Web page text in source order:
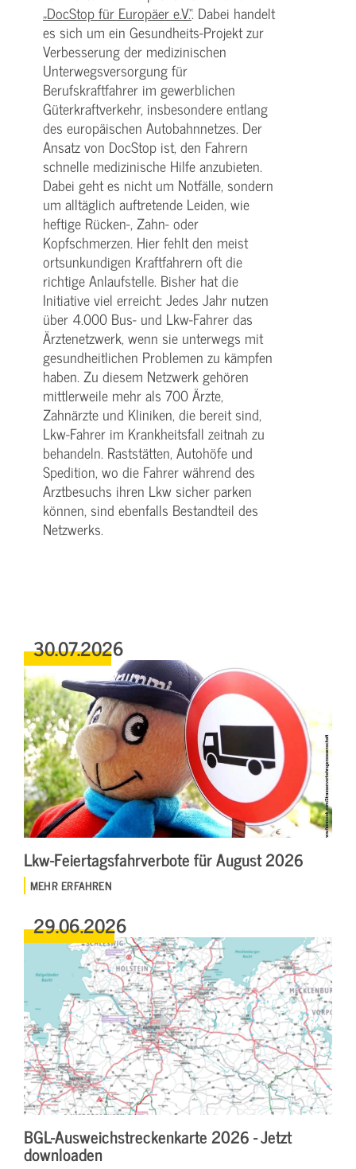
„DocStop für Europäer e.V.“. Dabei handelt
es sich um ein Gesundheits-Projekt zur
Verbesserung der medizinischen
Unterwegsversorgung für
Berufskraftfahrer im gewerblichen
Güterkraftverkehr, insbesondere entlang
des europäischen Autobahnnetzes. Der
Ansatz von DocStop ist, den Fahrern
schnelle medizinische Hilfe anzubieten.
Dabei geht es nicht um Notfälle, sondern
um alltäglich auftretende Leiden, wie
heftige Rücken-, Zahn- oder
Kopfschmerzen. Hier fehlt den meist
ortsunkundigen Kraftfahrern oft die
richtige Anlaufstelle. Bisher hat die
Initiative viel erreicht: Jedes Jahr nutzen
über 4.000 Bus- und Lkw-Fahrer das
Ärztenetzwerk, wenn sie unterwegs mit
gesundheitlichen Problemen zu kämpfen
haben. Zu diesem Netzwerk gehören
mittlerweile mehr als 700 Ärzte,
Zahnärzte und Kliniken, die bereit sind,
Lkw-Fahrer im Krankheitsfall zeitnah zu
behandeln. Raststätten, Autohöfe und
Spedition, wo die Fahrer während des
Arztbesuchs ihren Lkw sicher parken
können, sind ebenfalls Bestandteil des
Netzwerks.
30.07.2026
Lkw-Feiertagsfahrverbote für August 2026
MEHR ERFAHREN
29.06.2026
BGL-Ausweichstreckenkarte 2026 - Jetzt
downloaden